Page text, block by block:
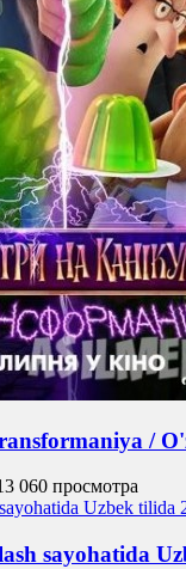
/
060 просмотра
sayohatida